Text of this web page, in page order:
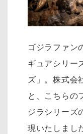
ゴジラファン
ギュアシリー
ズ」。株式会
と、こちらの
ジラシリーズ
現いたしまし